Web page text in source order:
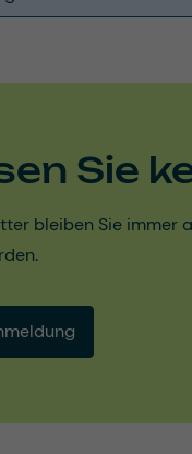
Sie
bleiben Sie immer